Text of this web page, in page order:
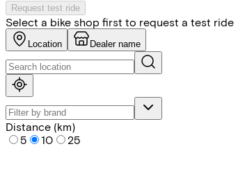
Request test ride
Select a bike shop first to request a test ride
Location Dealer name
Distance (km)
5
10 25